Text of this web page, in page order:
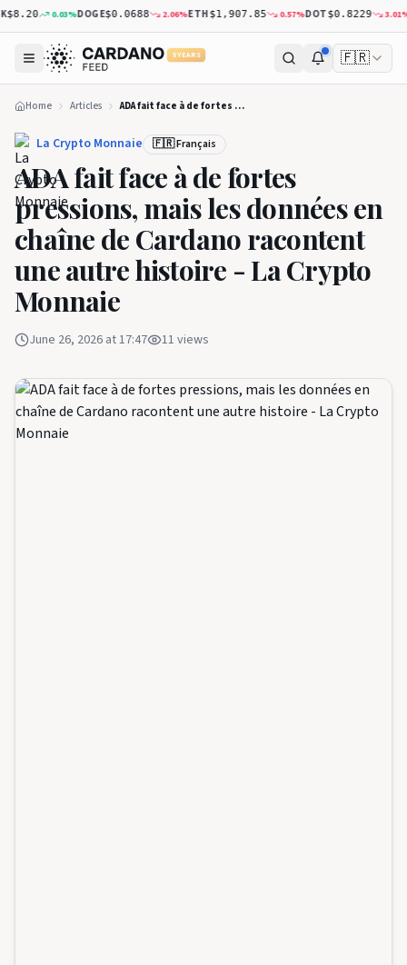
0.03%DOGE$0.0688 2.06%ETH$1,907.85 0.57%DOT$0.8229 3.01%
5 YEARS 🇫🇷
Home Articles ADA fait face à de fortes pressions, mais les données en chaîne de Cardano racontent une autre histoire - La Crypto Monnaie
La Crypto Monnaie 🇫🇷 Français
ADA fait face à de fortes
pressions, mais les données en
chaîne de Cardano racontent
une autre histoire - La Crypto
Monnaie
June 26, 2026 at 17:47 11 views